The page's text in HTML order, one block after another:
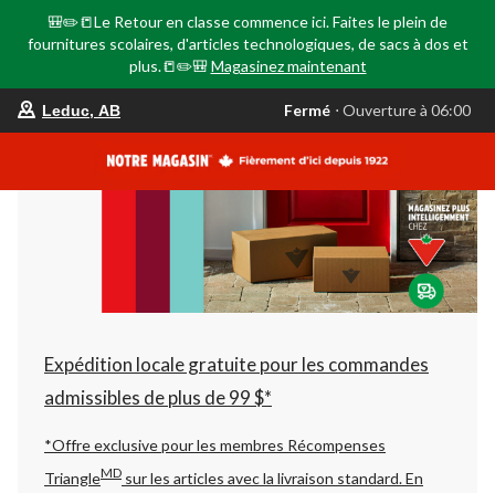
🎒✏️📒Le Retour en classe commence ici. Faites le plein de
fournitures scolaires, d'articles technologiques, de sacs à dos et
plus.📒✏️🎒 Magasinez maintenant
votre
est
AB,
Fermé,
Ouverture
à
06:00
changer
Leduc, AB Fermé ⋅ Ouverture à 06:00
Expédition locale gratuite pour les commandes
admissibles de plus de 99 $*
*Offre exclusive pour les membres Récompenses
TriangleMD sur les articles avec la livraison standard.En